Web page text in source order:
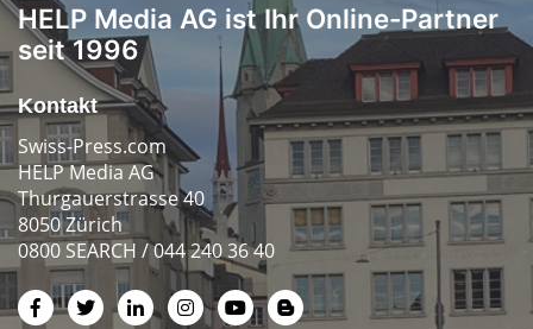
HELP Media AG ist Ihr Online-Partner
seit 1996
Kontakt
Swiss-Press.com
HELP Media AG
Thurgauerstrasse 40
8050 Zürich
0800 SEARCH / 044 240 36 40